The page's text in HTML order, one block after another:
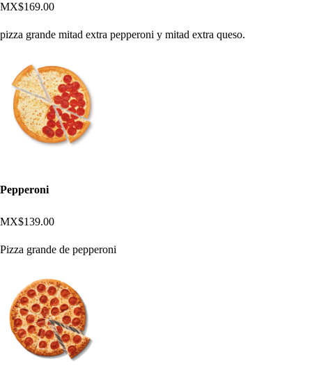
MX$169.00
pizza grande mitad extra pepperoni y mitad extra queso.
Pepperoni
MX$139.00
Pizza grande de pepperoni